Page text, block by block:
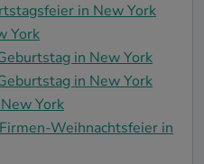
in New York
York
in New York
in New York
York
Weihnachtsfeier in